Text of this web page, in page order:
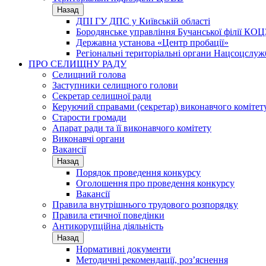
Назад
ДПІ ГУ ДПС у Київській області
Бородянське управління Бучанської філії
Державна установа «Центр пробації»
Регіональні територіальні органи
ПРО СЕЛИЩНУ РАДУ
Селищний голова
Заступники селищного голови
Секретар селищної ради
Керуючий справами (секретар) виконавчого
Старости громади
Апарат ради та її виконавчого комітету
Виконавчі органи
Вакансії
Назад
Порядок проведення конкурсу
Оголошення про проведення конкурсу
Вакансії
Правила внутрішнього трудового розпорядку
Правила етичної поведінки
Антикорупційна діяльність
Назад
Нормативні документи
Методичні рекомендації, роз’яснення